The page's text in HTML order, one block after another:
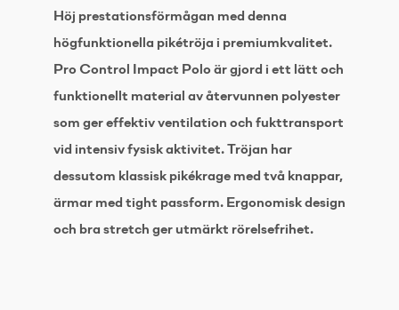
Höj prestationsförmågan med denna
högfunktionella pikétröja i premiumkvalitet.
Pro Control Impact Polo är gjord i ett lätt och
funktionellt material av återvunnen polyester
som ger effektiv ventilation och fukttransport
vid intensiv fysisk aktivitet. Tröjan har
dessutom klassisk pikékrage med två knappar,
ärmar med tight passform. Ergonomisk design
och bra stretch ger utmärkt rörelsefrihet.